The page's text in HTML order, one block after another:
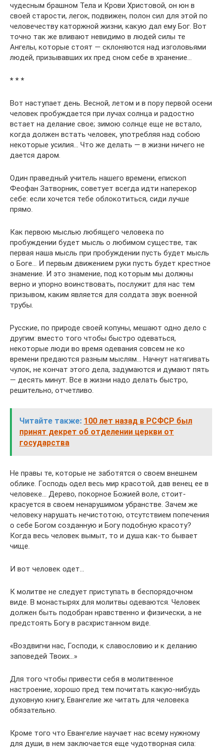
чудесным брашном Тела и Крови Христовой, он юн в
своей старости, легок, подвижен, полон сил для этой по
человечеству каторжной жизни, какую дал ему Бог. Вот
точно так же вливают невидимо в людей силы те
Ангелы, которые стоят — склоняются над изголовьями
людей, призывавших их пред сном себе в хранение…
* * *
Вот наступает день. Весной, летом и в пору первой осени
человек пробуждается при лучах солнца и радостно
встает на делание свое; зимою солнце еще не встало,
когда должен встать человек, употребляя над собою
некоторые усилия… Что же делать — в жизни ничего не
дается даром.
Один праведный учитель нашего времени, епископ
Феофан Затворник, советует всегда идти наперекор
себе: если хочется тебе облокотиться, сиди лучше
прямо.
Как первою мыслью любящего человека по
пробуждении будет мысль о любимом существе, так
первая наша мысль при пробуждении пусть будет мысль
о Боге… И первым движением руки пусть будет крестное
знамение. И это знамение, под которым мы должны
верно и упорно воинствовать, послужит для нас тем
призывом, каким является для солдата звук военной
трубы.
Русские, по природе своей копуны, мешают одно дело с
другим: вместо того чтобы быстро одеваться,
некоторые люди во время одевания совсем не ко
времени предаются разным мыслям… Начнут натягивать
чулок, не кончат этого дела, задумаются и думают пять
— десять минут. Все в жизни надо делать быстро,
решительно, отчетливо.
Читайте также: 100 лет назад в РСФСР был
принят декрет об отделении церкви от
государства
Не правы те, которые не заботятся о своем внешнем
облике. Господь одел весь мир красотой, дав венец ее в
человеке… Дерево, покорное Божией воле, стоит-
красуется в своем ненарушимом убранстве. Зачем же
человеку нарушать нечистотою, отсутствием попечения
о себе Богом созданную и Богу подобную красоту?
Когда весь человек вымыт, то и душа как-то бывает
чище.
И вот человек одет…
К молитве не следует приступать в беспорядочном
виде. В монастырях для молитвы одеваются. Человек
должен быть подобран нравственно и физически, а не
предстоять Богу в расхристанном виде.
«Воздвигни нас, Господи, к славословию и к деланию
заповедей Твоих…»
Для того чтобы привести себя в молитвенное
настроение, хорошо пред тем почитать какую-нибудь
духовную книгу, Евангелие же читать для человека
обязательно.
Кроме того что Евангелие научает нас всему нужному
для души, в нем заключается еще чудотворная сила: